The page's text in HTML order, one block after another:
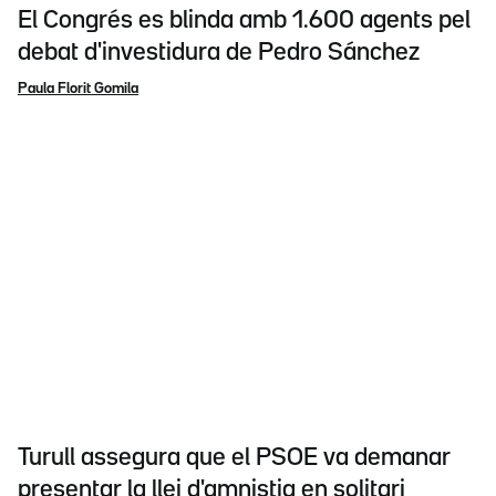
El Congrés es blinda amb 1.600 agents pel
debat d'investidura de Pedro Sánchez
Paula Florit Gomila
Turull assegura que el PSOE va demanar
presentar la llei d'amnistia en solitari